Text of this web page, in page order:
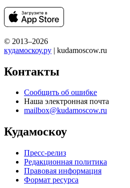
© 2013–2026
кудамоскоу.ру | kudamoscow.ru
Контакты
Сообщить об ошибке
Наша электронная почта
mailbox@kudamoscow.ru
Кудамоскоу
Пресс-релиз
Редакционная политика
Правовая информация
Формат ресурса